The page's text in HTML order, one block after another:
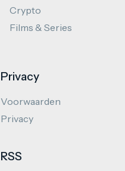
Crypto
Films & Series
Privacy
Voorwaarden
Privacy
RSS